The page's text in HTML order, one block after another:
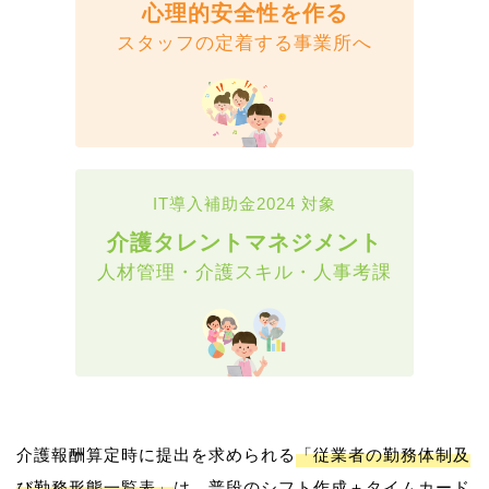
心理的安全性を作る
スタッフの定着する事業所へ
IT導入補助金2024 対象
介護タレントマネジメント
人材管理・介護スキル・人事考課
介護報酬算定時に提出を求められる「従業者の勤務体制及